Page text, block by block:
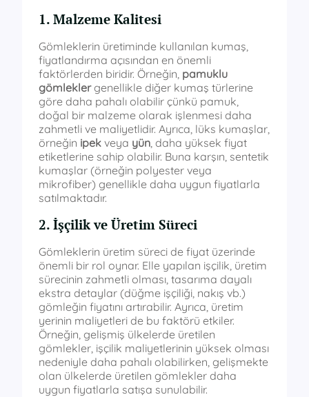
1. Malzeme Kalitesi
Gömleklerin üretiminde kullanılan kumaş,
fiyatlandırma açısından en önemli
faktörlerden biridir. Örneğin, pamuklu
gömleklergenellikle diğer kumaş türlerine
göre daha pahalı olabilir çünkü pamuk,
doğal bir malzeme olarak işlenmesi daha
zahmetli ve maliyetlidir. Ayrıca, lüks kumaşlar,
örneğin ipek veya yün , daha yüksek fiyat
etiketlerine sahip olabilir. Buna karşın, sentetik
kumaşlar (örneğin polyester veya
mikrofiber) genellikle daha uygun fiyatlarla
satılmaktadır.
2. İşçilik ve Üretim Süreci
Gömleklerin üretim süreci de fiyat üzerinde
önemli bir rol oynar. Elle yapılan işçilik, üretim
sürecinin zahmetli olması, tasarıma dayalı
ekstra detaylar (düğme işçiliği, nakış vb.)
gömleğin fiyatını artırabilir. Ayrıca, üretim
yerinin maliyetleri de bu faktörü etkiler.
Örneğin, gelişmiş ülkelerde üretilen
gömlekler, işçilik maliyetlerinin yüksek olması
nedeniyle daha pahalı olabilirken, gelişmekte
olan ülkelerde üretilen gömlekler daha
uygun fiyatlarla satışa sunulabilir.